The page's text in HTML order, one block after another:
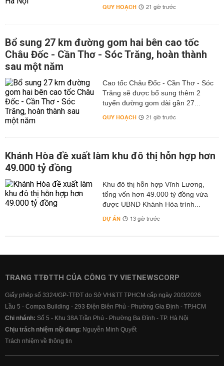
QUY HOẠCH 21 giờ trước
Bổ sung 27 km đường gom hai bên cao tốc
Châu Đốc - Cần Thơ - Sóc Trăng, hoàn thành
sau một năm
Cao tốc Châu Đốc - Cần Thơ - Sóc
Trăng sẽ được bổ sung thêm 2
tuyến đường gom dài gần 27...
QUY HOẠCH 21 giờ trước
Khánh Hòa đề xuất làm khu đô thị hỗn hợp hơn
49.000 tỷ đồng
Khu đô thị hỗn hợp Vĩnh Lương,
tổng vốn hơn 49.000 tỷ đồng vừa
được UBND Khánh Hòa trình...
DỰ ÁN 13 giờ trước
TRANG TTĐTTH CỦA CÔNG TY VIETNEWSCORP
Giấy phép số 3324/GP-TTĐT do Sở VH&TT TPHCM cấp ngày 20/3/2026
Lầu 5 - Compa Building - 293 Điện Biên Phủ - Phường Gia Định - TP.HCM
Chi nhánh: Số 5 - Khu 38A Trần Phú - Phường Ba Đình - TP. Hà Nội
Chịu trách nhiệm nội dung: Nguyễn Minh Quyết
Trách nhiệm về thông tin